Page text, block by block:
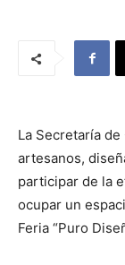
La Secretaría
artesanos,
participar de la
ocupar un
Feria “Puro